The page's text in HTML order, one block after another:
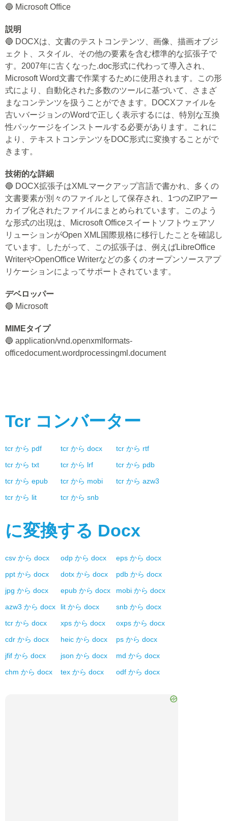
🔵 Microsoft Office
説明
🔵 DOCXは、文書のテストコンテンツ、画像、描画オブジ
ェクト、スタイル、その他の要素を含む標準的な拡張子で
す。2007年に古くなった.doc形式に代わって導入され、
Microsoft Word文書で作業するために使用されます。この形
式により、自動化された多数のツールに基づいて、さまざ
まなコンテンツを扱うことができます。DOCXファイルを
古いバージョンのWordで正しく表示するには、特別な互換
性パッケージをインストールする必要があります。これに
より、テキストコンテンツをDOC形式に変換することがで
きます。
技術的な詳細
🔵 DOCX拡張子はXMLマークアップ言語で書かれ、多くの
文書要素が別々のファイルとして保存され、1つのZIPアー
カイブ化されたファイルにまとめられています。このよう
な形式の出現は、Microsoft Officeスイートソフトウェアソ
リューションがOpen XML国際規格に移行したことを確認し
ています。したがって、この拡張子は、例えばLibreOffice
WriterやOpenOffice Writerなどの多くのオープンソースアプ
リケーションによってサポートされています。
デベロッパー
🔵 Microsoft
MIMEタイプ
🔵 application/vnd.openxmlformats-
officedocument.wordprocessingml.document
Tcr コンバーター
tcr から pdf tcr から docx tcr から rtf
tcr から txt tcr から lrf tcr から pdb
tcr から epub tcr から mobi tcr から azw3
tcr から lit tcr から snb
に変換する Docx
csv から docx odp から docx eps から docx
ppt から docx dotx から docx pdb から docx
jpg から docx epub から docx mobi から docx
azw3 から docx lit から docx snb から docx
tcr から docx xps から docx oxps から docx
cdr から docx heic から docx ps から docx
jfif から docx json から docx md から docx
chm から docx tex から docx odf から docx